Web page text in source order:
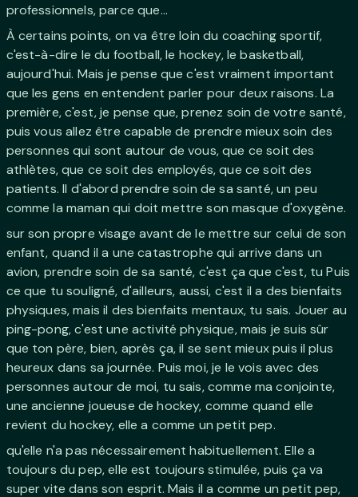
professionnels, parce que...
À certains points, on va être loin du coaching sportif,
c'est-à-dire le du football, le hockey, le basketball,
aujourd'hui. Mais je pense que c'est vraiment important
que les gens en entendent parler pour deux raisons. La
première, c'est, je pense que, prenez soin de votre santé,
puis vous allez être capable de prendre mieux soin des
personnes qui sont autour de vous, que ce soit des
athlètes, que ce soit des employés, que ce soit des
patients. Il d'abord prendre soin de sa santé, un peu
comme la maman qui doit mettre son masque d'oxygène.
sur son propre visage avant de le mettre sur celui de son
enfant, quand il a une catastrophe qui arrive dans un
avion, prendre soin de sa santé, c'est ça que c'est, tu Puis
ce que tu souligné, d'ailleurs, aussi, c'est il a des bienfaits
physiques, mais il des bienfaits mentaux, tu sais. Jouer au
ping-pong, c'est une activité physique, mais je suis sûr
que ton père, bien, après ça, il se sent mieux puis il plus
heureux dans sa journée. Puis moi, je le vois avec des
personnes autour de moi, tu sais, comme ma conjointe,
une ancienne joueuse de hockey, comme quand elle
revient du hockey, elle a comme un petit pep.
qu'elle n'a pas nécessairement habituellement. Elle a
toujours du pep, elle est toujours stimulée, puis ça va
super vite dans son esprit. Mais il a comme un petit pep,